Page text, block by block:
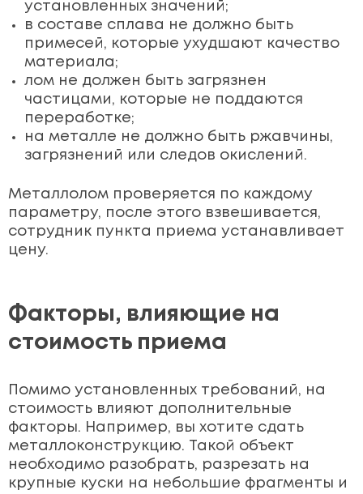
установленных значений;
в составе сплава не должно быть
примесей, которые ухудшают качество
материала;
лом не должен быть загрязнен
частицами, которые не поддаются
переработке;
на металле не должно быть ржавчины,
загрязнений или следов окислений.
Металлолом проверяется по каждому
параметру, после этого взвешивается,
сотрудник пункта приема устанавливает
цену.
Факторы, влияющие на
стоимость приема
Помимо установленных требований, на
стоимость влияют дополнительные
факторы. Например, вы хотите сдать
металлоконструкцию. Такой объект
необходимо разобрать, разрезать на
крупные куски на небольшие фрагменты и